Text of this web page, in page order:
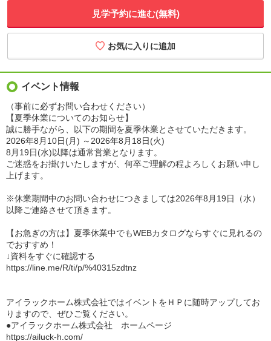
見学予約に進む(無料)
イベント情報
（事前に必ずお問い合わせください）
【夏季休業についてのお知らせ】
誠に勝手ながら、以下の期間を夏季休業とさせていただきます。
2026年8月10日(月) ～2026年8月18日(火)
8月19日(水)以降は通常営業となります。
ご迷惑をお掛けいたしますが、何卒ご理解の程よろしくお願い申し
上げます。
※休業期間中のお問い合わせにつきましては2026年8月19日（水）
以降ご連絡させて頂きます。
【お急ぎの方は】夏季休業中でもWEBカタログならすぐに見れるの
でおすすめ！
↓資料をすぐに確認する
https://line.me/R/ti/p/%40315zdtnz
アイラックホーム株式会社ではイベントをＨＰに随時アップしてお
りますので、ぜひご覧ください。
●アイラックホーム株式会社 ホームページ
https://ailuck-h.com/